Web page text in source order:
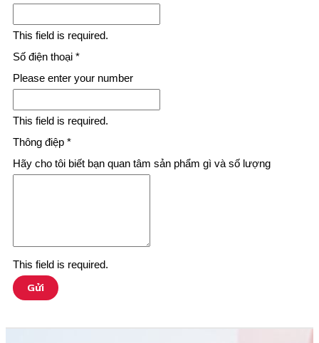
This field is required.
Số điện thoại *
Please enter your number
This field is required.
Thông điệp *
Hãy cho tôi biết bạn quan tâm sản phẩm gì và số lượng
This field is required.
Gửi